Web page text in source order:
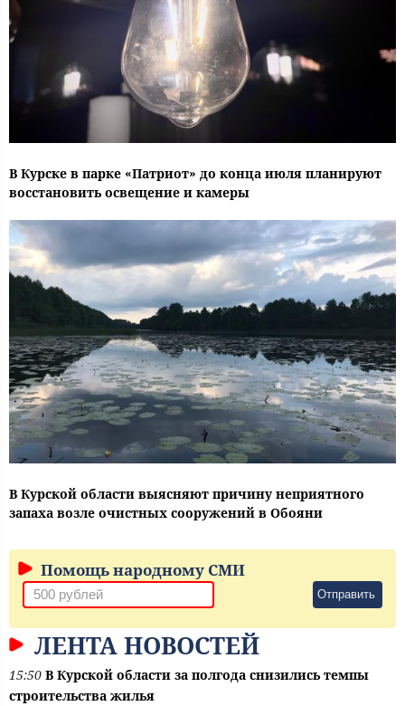
В Курске в парке «Патриот» до конца июля планируют
восстановить освещение и камеры
В Курской области выясняют причину неприятного
запаха возле очистных сооружений в Обояни
Помощь народному СМИ
Отправить
ЛЕНТА НОВОСТЕЙ
15:50 В Курской области за полгода снизились темпы
строительства жилья